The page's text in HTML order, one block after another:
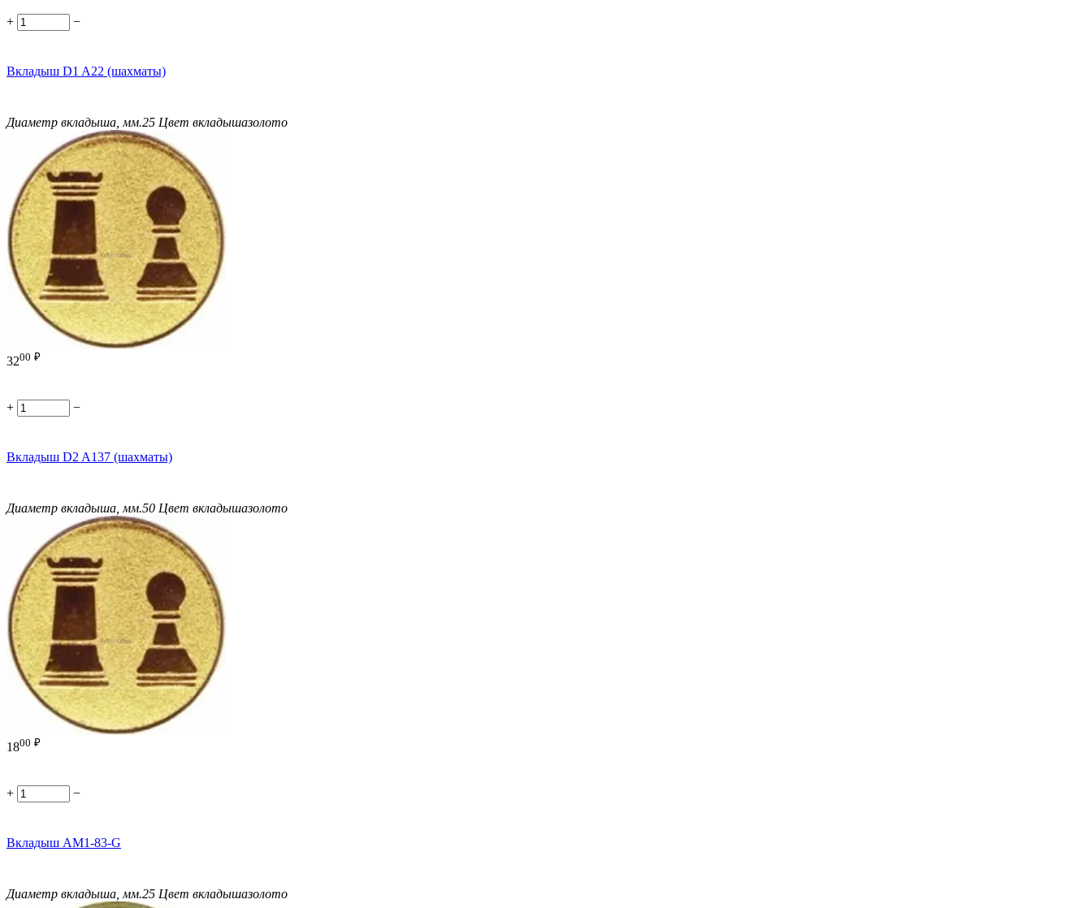
+ −
Вкладыш D1 A22 (шахматы)
Диаметр вкладыша, мм.25 Цвет вкладышазолото
3200 ₽
+ −
Вкладыш D2 A137 (шахматы)
Диаметр вкладыша, мм.50 Цвет вкладышазолото
1800 ₽
+ −
Вкладыш AM1-83-G
Диаметр вкладыша, мм.25 Цвет вкладышазолото